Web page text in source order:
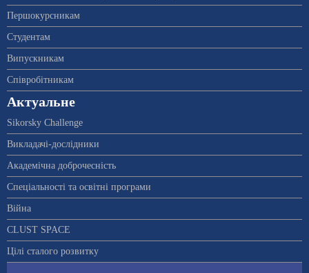
Першокурсникам
Студентам
Випускникам
Співробітникам
Актуальне
Sikorsky Challenge
Викладачі-дослідники
Академічна доброчесність
Спеціальності та освітні програми
Війна
CLUST SPACE
Цілі сталого розвитку